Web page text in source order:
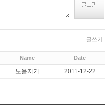
글쓰기
Name Date
노을지기 2011-12-22